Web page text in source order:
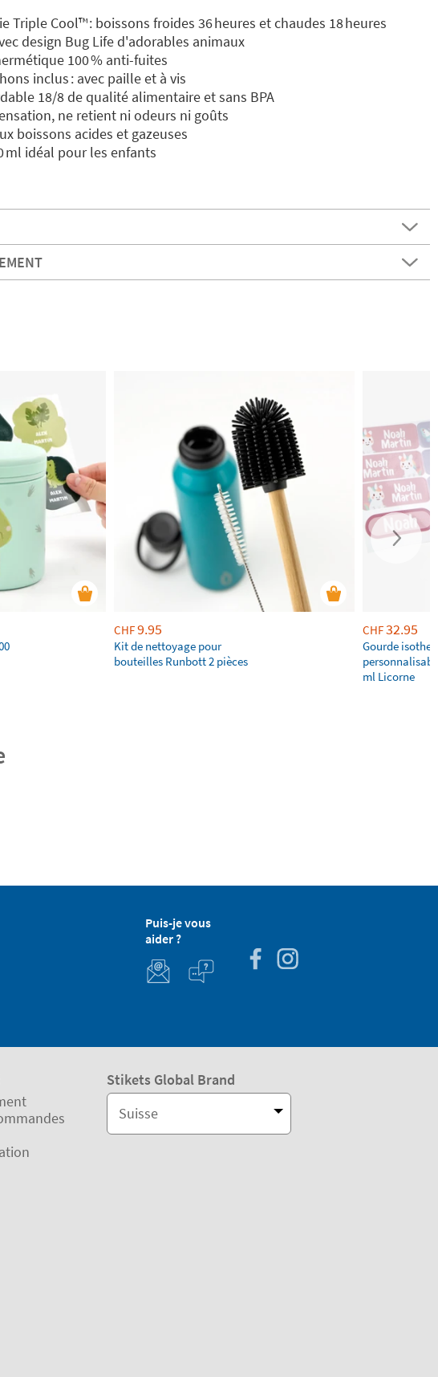
Triple Cool™️ : boissons froides 36 heures et chaudes 18 heures
design Bug Life d'adorables animaux
100 % anti-fuites
inclus : avec paille et à vis
18/8 de qualité alimentaire et sans BPA
ne retient ni odeurs ni goûts
boissons acides et gazeuses
ml idéal pour les enfants
CHF9.95
Kit de nettoyage pour
bouteilles Runbott 2 pièces
CHF32.95
Gourde
ml Licorne
Puis-je vous
aider ?
Stikets Global Brand
Suisse